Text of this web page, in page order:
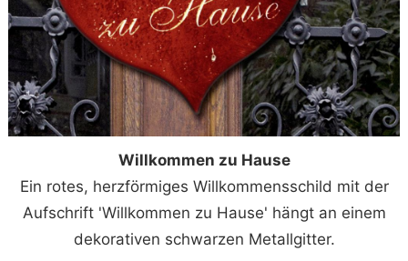
Willkommen zu Hause
Ein rotes, herzförmiges Willkommensschild mit der
Aufschrift 'Willkommen zu Hause' hängt an einem
dekorativen schwarzen Metallgitter.